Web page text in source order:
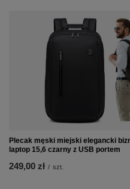
Plecak męski miejski elegancki
laptop 15,6 czarny z USB portem
249,00 zł / szt.